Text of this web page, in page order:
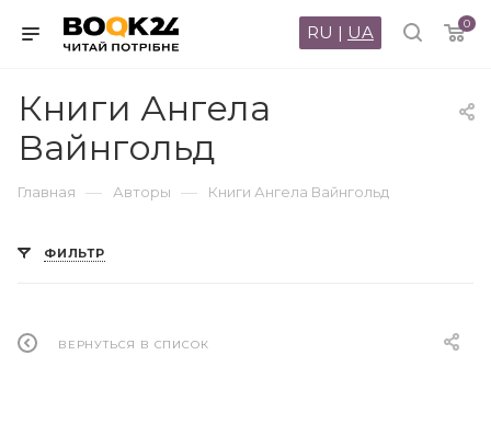
0
RU | UA
Книги Ангела
Вайнгольд
Главная — Авторы — Книги Ангела Вайнгольд
ФИЛЬТР
ВЕРНУТЬСЯ В СПИСОК